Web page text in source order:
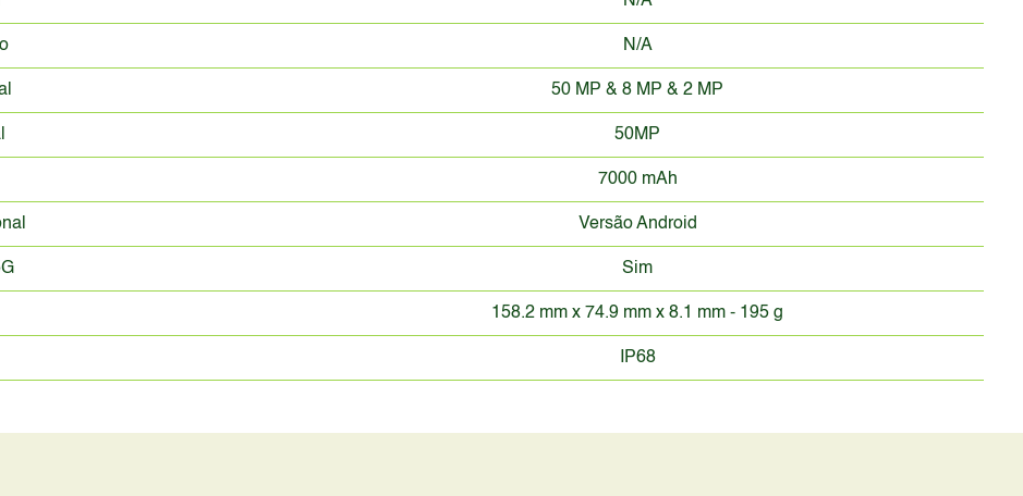
N/A
50 MP & 8 MP & 2 MP
50MP
7000 mAh
Versão Android
Sim
158.2 mm x 74.9 mm x 8.1 mm - 195 g
IP68